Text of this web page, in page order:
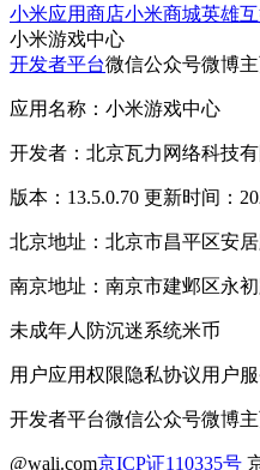
小米应用商店小米商城英雄
小米游戏中心
开发者平台微信公众号微博
应用名称：小米游戏中心
开发者：北京瓦力网络科技
版本：13.5.0.70 更新时间：
北京地址：北京市昌平区安
南京地址：南京市建邺区永
未成年人防沉迷系统米币
用户应用权限隐私协议用户
开发者平台微信公众号微博
@wali.com京ICP证110335号